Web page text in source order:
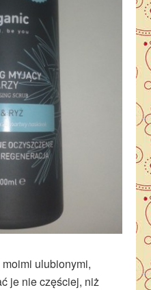
ulubionymi,
je nie częściej, niż